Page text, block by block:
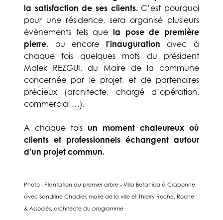
la satisfaction de ses clients.C’est pourquoi
pour une résidence, sera organisé plusieurs
évènements tels que la pose de première
pierre, ou encore l'inauguration avec à
chaque fois quelques mots du président
Malek REZGUI, du Maire de la commune
concernée par le projet, et de partenaires
précieux (architecte, chargé d’opération,
commercial …).
A chaque fois un moment chaleureux où
clients et professionnels échangent autour
d’un projet commun.
Photo : Plantation du premier arbre - Villa Botanica à Craponne
avec Sandrine Chadier, maire de la ville et Thierry Roche, Roche
& Associés, architecte du programme